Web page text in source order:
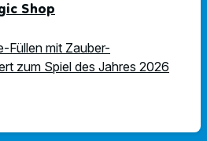
Shop
Füllen mit Zauber-
zum Spiel des Jahres 2026